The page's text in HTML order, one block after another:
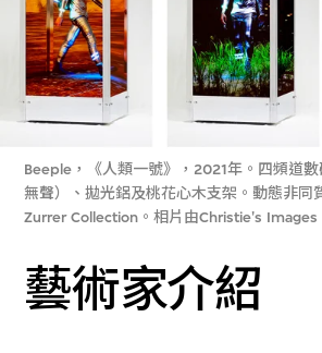
Beeple，《人類一號》，2021年。四頻道數
無聲）、拋光鋁及桃花心木支架。動態非同
Zurrer Collection。相片由Christie's Images
藝術家介紹